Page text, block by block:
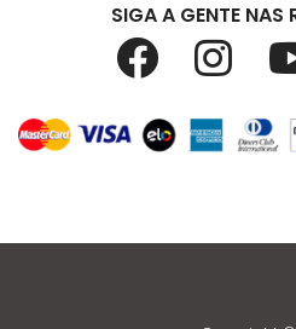
SIGA A GENTE NAS